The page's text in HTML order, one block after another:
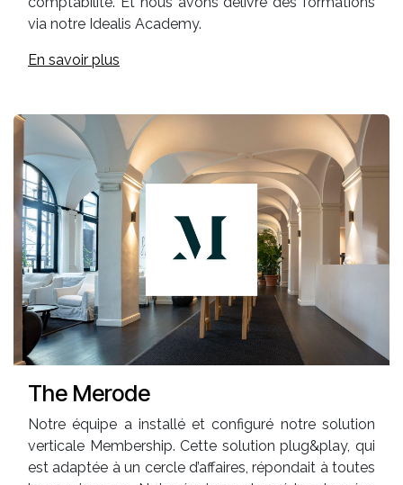
via notre Idealis Academy.
En savoir plus
The Merode
Notre équipe a installé et configuré notre solution
verticale Membership. Cette solution plug&play, qui
est adaptée à un cercle d’affaires, répondait à toutes